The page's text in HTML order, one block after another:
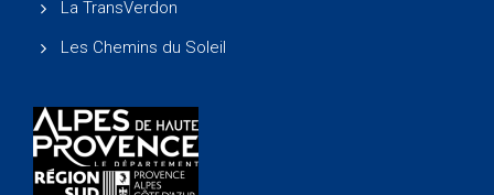
La TransVerdon
Les Chemins du Soleil